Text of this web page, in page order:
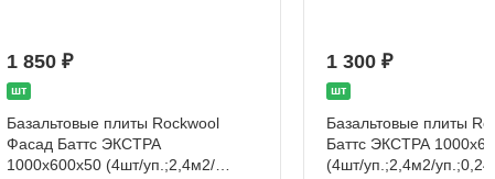
1 850 ₽
шт
Базальтовые плиты Rockwool
Фасад Баттс ЭКСТРА
1000х600х50 (4шт/уп.;2,4м2/
1 300 ₽
шт
Базальтовые плиты
Баттс ЭКСТРА
(4шт/уп.;2,4м2/